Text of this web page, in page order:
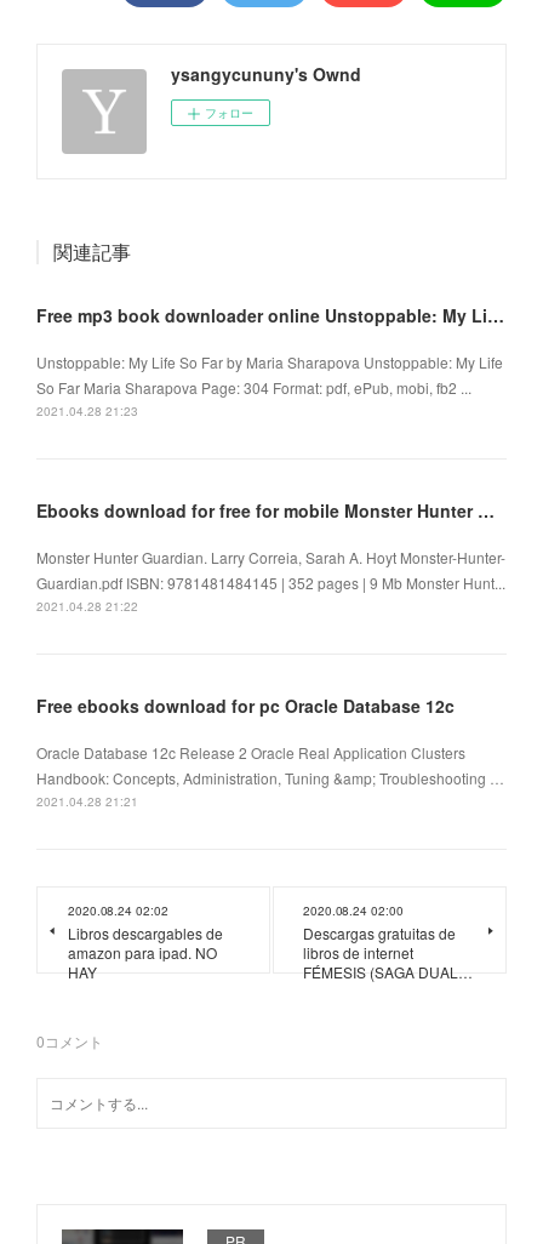
ysangycununy's Ownd
フォロー
関連記事
Free mp3 book downloader online Unstoppable: My Life So Far in English
Unstoppable: My Life So Far by Maria Sharapova Unstoppable: My Life
So Far Maria Sharapova Page: 304 Format: pdf, ePub, mobi, fb2 ...
2021.04.28 21:23
Ebooks download for free for mobile Monster Hunter Guardian (English Edition)
Monster Hunter Guardian. Larry Correia, Sarah A. Hoyt Monster-Hunter-
Guardian.pdf ISBN: 9781481484145 | 352 pages | 9 Mb Monster Hunt...
2021.04.28 21:22
Free ebooks download for pc Oracle Database 12c
Oracle Database 12c Release 2 Oracle Real Application Clusters
Handbook: Concepts, Administration, Tuning &amp; Troubleshooting …
2021.04.28 21:21
2020.08.24 02:02
Libros descargables de
amazon para ipad. NO
HAY
2020.08.24 02:00
Descargas gratuitas de
libros de internet
FÉMESIS (SAGA DUAL…
0コメント